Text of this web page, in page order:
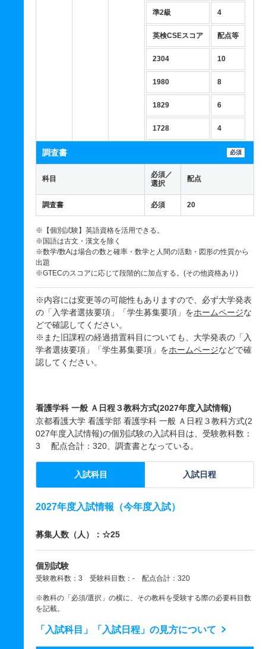
準2級 4
英検CSEスコア 配点等
2304 10
1980 8
1829 6
1728 4
調査書 必須
科目
必須／
選択
配点
調査書 必須 20
※【個別試験】英語資格を活用できる。
※国語は古文・漢文を除く
※数学/数Aは場合の数と確率・数学と人間の活動・図形の性質から
出題
※GTECのスコアに応じて段階的に加点する。(その他資格あり)
※内容には変更等の可能性もありますので、必ず大学発表
の「入学者選抜要項」「学生募集要項」をホームページな
どで確認してください。
※また旧課程の経過措置科目についても、大学発表の「入
学者選抜要項」「学生募集要項」をホームページなどで確
認してください。
看護学科 一般 Ａ日程３教科方式(2027年度入試情報)
京都看護大学 看護学部 看護学科 一般 Ａ日程３教科方式(2
027年度入試情報)の個別試験の入試科目は、受験教科数：
3 配点合計：320、調査書となっている。
入試科目 入試日程
2027年度入試情報（今年度入試）
募集人数（人）：☆25
個別試験
受験教科数：3 受験科目数：- 配点合計：320
※教科の「必須/選択」の横に、その教科を受験する際の必要科目数
を記載。
「入試科目」「入試日程」の見方について